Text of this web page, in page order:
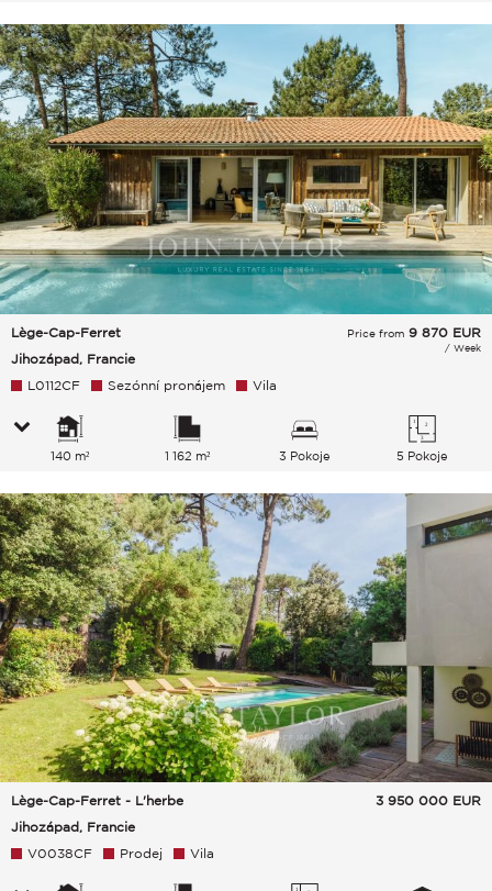
Lège-Cap-Ferret
Jihozápad, Francie
Price from 9 870 EUR
/ Week
L0112CF Sezónní pronájem Vila
140 m² 1 162 m² 3 Pokoje 5 Pokoje
Lège-Cap-Ferret - L'herbe
Jihozápad, Francie
3 950 000 EUR
V0038CF Prodej Vila